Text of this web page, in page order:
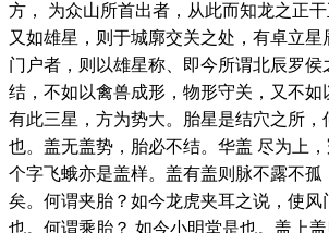
方， 为众山所首出者，从此而知龙之正干
又如雄星，则于城廓交关之处，有卓立星
门户者，则以雄星称、即今所谓北辰罗侯
结，不如以禽兽成形，物形守关，又不如
有此三星，方为势大。胎星是结穴之所，
也。盖无盖势，胎必不结。华盖 尽为上
个字飞蛾亦是盖样。盖有盖则脉不露不孤
矣。何谓夹胎？如今龙虎夹耳之说，使风
也。何谓乘胎？ 如今小明堂是也。盖上